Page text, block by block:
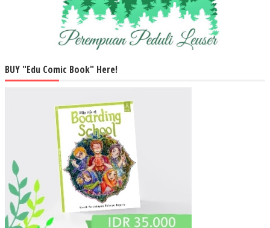
BUY "Edu Comic Book" Here!